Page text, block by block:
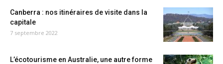
Canberra : nos itinéraires de visite dans la
capitale
7 septembre 2022
L’écotourisme en Australie, une autre forme